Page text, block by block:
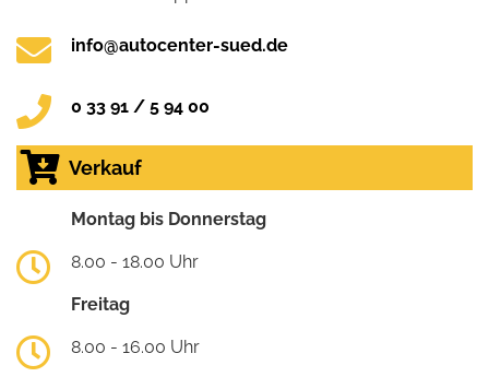
info@autocenter-sued.de
0 33 91 / 5 94 00
Verkauf
Montag bis Donnerstag
8.00 - 18.00 Uhr
Freitag
8.00 - 16.00 Uhr